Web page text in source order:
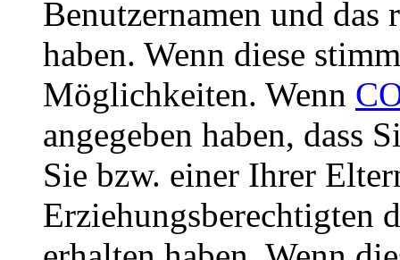
Benutzernamen und das
haben. Wenn diese
Möglichkeiten. Wenn
angegeben haben, dass
Sie bzw. einer Ihrer
Erziehungsberechtigten